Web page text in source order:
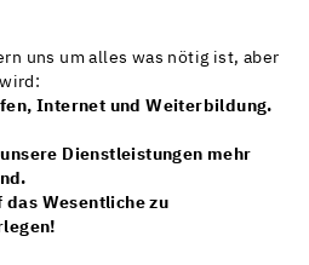
uns um alles was nötig ist, aber
Internet und Weiterbildung.
Dienstleistungen mehr
das Wesentliche zu